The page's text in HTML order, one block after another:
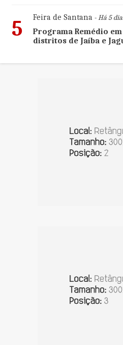
5 Feira de Santana- Há 5
Programa Remédio em
distritos de Jaíba e